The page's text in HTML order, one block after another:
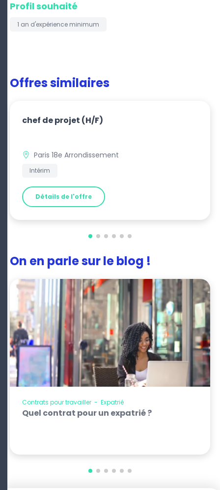
Profil souhaité
1 an d'expérience minimum
Offres similaires
chef de projet (H/F)
Paris 18e Arrondissement
Intérim
Détails de l'offre
On en parle sur le blog !
Contrats pour travailler - Expatrié
Quel contrat pour un expatrié ?